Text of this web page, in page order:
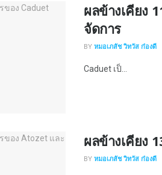
ผลข้างเคียง
จัดการ
BY หมอเภสัช วิทวัส ก๋องดี
Caduet เป็...
ผลข้างเคียง
BY หมอเภสัช วิทวัส ก๋องดี